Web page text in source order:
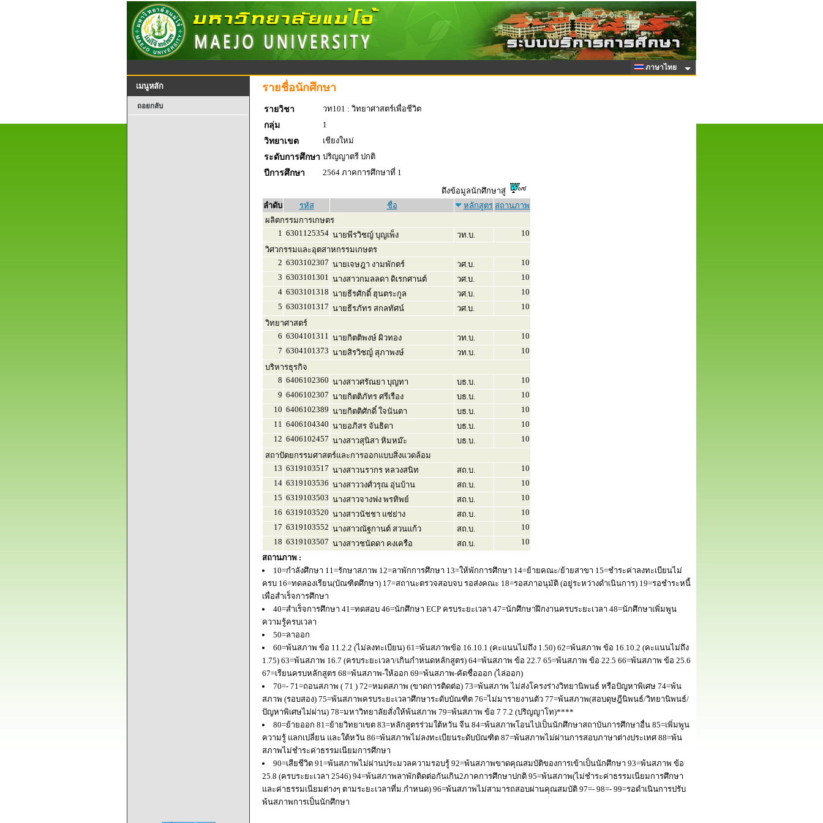
ภาษาไทย
เมนูหลัก
ถอยกลับ
รายชื่อนักศึกษา
รายวิชา
วท101 : วิทยาศาสตร์เพื่อชีวิต
กลุ่ม
1
วิทยาเขต
เชียงใหม่
ระดับการศึกษา ปริญญาตรี ปกติ
ปีการศึกษา
2564 ภาคการศึกษาที่ 1
ดึงข้อมูลนักศึกษาสู่
ลำดับ
รหัส ชื่อ หลักสูตร สถานภาพ
ผลิตกรรมการเกษตร
1 6301125354 นายพีรวิชญ์ บุญเพ็ง วท.บ.
10
วิศวกรรมและอุตสาหกรรมเกษตร
2 6303102307 นายเจษฎา งามพักตร์ วศ.บ.
10
3 6303101301 นางสาวกมลลดา ดิเรกศานต์ วศ.บ.
10
4 6303101318 นายธีรศักดิ์ ฮุนตระกูล วศ.บ.
10
5 6303101317 นายธีรภัทร สกลทัศน์ วศ.บ.
10
วิทยาศาสตร์
6 6304101311 นายกิตติพงษ์ ผิวทอง วท.บ.
10
7 6304101373 นายสิรวิชญ์ สุภาพงษ์ วท.บ.
10
บริหารธุรกิจ
8 6406102360 นางสาวศรัณยา บุญทา บธ.บ.
10
9 6406102307 นายกิตติภัทร ศรีเรือง บธ.บ.
10
10 6406102389 นายกิตติศักดิ์ ใจนันตา บธ.บ.
10
11 6406104340 นายอภิสร จันธิดา บธ.บ.
10
12 6406102457 นางสาวสุนิสา หิมหม๊ะ บธ.บ.
10
สถาปัตยกรรมศาสตร์และการออกแบบสิ่งแวดล้อม
13 6319103517 นางสาวนรากร หลวงสนิท สถ.บ.
10
14 6319103536 นางสาววงศ์วรุณ อุ่นบ้าน สถ.บ.
10
15 6319103503 นางสาวจางฟง พรทิพย์ สถ.บ.
10
16 6319103520 นางสาวนัชชา แซ่ย่าง สถ.บ.
10
17 6319103552 นางสาวณัฐกานต์ สวนแก้ว สถ.บ.
10
18 6319103507 นางสาวชนัดดา คงเครือ สถ.บ.
10
สถานภาพ :
10=กำลังศึกษา 11=รักษาสภาพ 12=ลาพักการศึกษา 13=ให้พักการศึกษา 14=ย้ายคณะ/ย้ายสาขา 15=ชำระค่าลงทะเบียนไม่
ครบ 16=ทดลองเรียน(บัณฑิตศึกษา) 17=สถานะตรวจสอบจบ รอส่งคณะ 18=รอสภาอนุมัติ (อยู่ระหว่างดำเนินการ) 19=รอชำระหนี้
เพื่อสำเร็จการศึกษา
40=สำเร็จการศึกษา 41=ทดสอบ 46=นักศึกษา ECP ครบระยะเวลา 47=นักศึกษาฝึกงานครบระยะเวลา 48=นักศึกษาเพิ่มพูน
ความรู้ครบเวลา
50=ลาออก
60=พ้นสภาพ ข้อ 11.2.2 (ไม่ลงทะเบียน) 61=พ้นสภาพข้อ 16.10.1 (คะแนนไม่ถึง 1.50) 62=พ้นสภาพ ข้อ 16.10.2 (คะแนนไม่ถึง
1.75) 63=พ้นสภาพ 16.7 (ครบระยะเวลา/เกินกำหนดหลักสูตร) 64=พ้นสภาพ ข้อ 22.7 65=พ้นสภาพ ข้อ 22.5 66=พ้นสภาพ ข้อ 25.6
67=เรียนครบหลักสูตร 68=พ้นสภาพ-ให้ออก 69=พ้นสภาพ-คัดชื่อออก (ไล่ออก)
70=- 71=ถอนสภาพ ( 71 ) 72=หมดสภาพ (ขาดการติดต่อ) 73=พ้นสภาพ ไม่ส่งโครงร่างวิทยานิพนธ์ หรือปัญหาพิเศษ 74=พ้น
สภาพ (รอบสอง) 75=พ้นสภาพครบระยะเวลาศึกษาระดับบัณฑิต 76=ไม่มารายงานตัว 77=พ้นสภาพ(สอบดุษฎีนิพนธ์/วิทยานิพนธ์/
ปัญหาพิเศษไม่ผ่าน) 78=มหาวิทยาลัยสั่งให้พ้นสภาพ 79=พ้นสภาพ ข้อ 7 7.2 (ปริญญาโท)****
80=ย้ายออก 81=ย้ายวิทยาเขต 83=หลักสูตรร่วมใต้หวัน จีน 84=พ้นสภาพโอนไปเป็นนักศึกษาสถาบันการศึกษาอื่น 85=เพิ่มพูน
ความรู้ แลกเปลี่ยน และใต้หวัน 86=พ้นสภาพไม่ลงทะเบียนระดับบัณฑิต 87=พ้นสภาพไม่ผ่านการสอบภาษาต่างประเทศ 88=พ้น
สภาพไม่ชำระค่าธรรมเนียมการศึกษา
90=เสียชีวิต 91=พ้นสภาพไม่ผ่านประมวลความรอบรู้ 92=พ้นสภาพขาดคุณสมบัติของการเข้าเป็นนักศึกษา 93=พ้นสภาพ ข้อ
25.8 (ครบระยะเวลา 2546) 94=พ้นสภาพลาพักติดต่อกันเกิน2ภาคการศึกษาปกติ 95=พ้นสภาพ(ไม่ชำระค่าธรรมเนียมการศึกษา
และค่าธรรมเนียมต่างๆ ตามระยะเวลาที่ม.กำหนด) 96=พ้นสภาพไม่สามารถสอบผ่านคุณสมบัติ 97=- 98=- 99=รอดำเนินการปรับ
พ้นสภาพการเป็นนักศึกษา